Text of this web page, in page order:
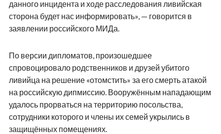
данного инцидента и ходе расследования ливийская
сторона будет нас информировать», — говорится в
заявлении российского МИДа.
По версии дипломатов, произошедшее
спровоцировало родственников и друзей убитого
ливийца на решение «отомстить» за его смерть атакой
на российскую дипмиссию. Вооружённым нападающим
удалось прорваться на территорию посольства,
сотрудники которого и члены их семей укрылись в
защищённых помещениях.